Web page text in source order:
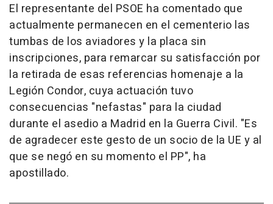
El representante del PSOE ha comentado que
actualmente permanecen en el cementerio las
tumbas de los aviadores y la placa sin
inscripciones, para remarcar su satisfacción por
la retirada de esas referencias homenaje a la
Legión Condor, cuya actuación tuvo
consecuencias "nefastas" para la ciudad
durante el asedio a Madrid en la Guerra Civil. "Es
de agradecer este gesto de un socio de la UE y al
que se negó en su momento el PP", ha
apostillado.